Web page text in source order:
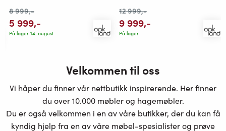
8 999,-
5 999,-
På lager 14. august
12 999,-
9 999,-
På lager
Velkommen til oss
Vi håper du finner vår nettbutikk inspirerende. Her finner
du over 10.000 møbler og hagemøbler.
Du er også velkommen i en av våre butikker, der du kan få
kyndig hjelp fra en av våre møbel-spesialister og prøve